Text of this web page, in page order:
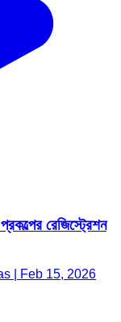
রেজিস্ট্রেশন
| Feb 15, 2026